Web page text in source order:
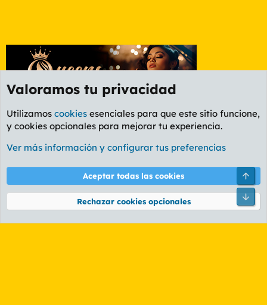
Etiquetas
Cookies
PL OLDSTYLE AMARILLO
Términos y reglas Política de privacidad Ayuda
Community platform by XenForo® © 2010-2026 XenForo Ltd.
Valoramos tu privacidad
Utilizamos cookies esenciales para que este sitio funcione,
y cookies opcionales para mejorar tu experiencia.
Ver más información y configurar tus preferencias
Aceptar todas las cookies
Rechazar cookies opcionales
Pie